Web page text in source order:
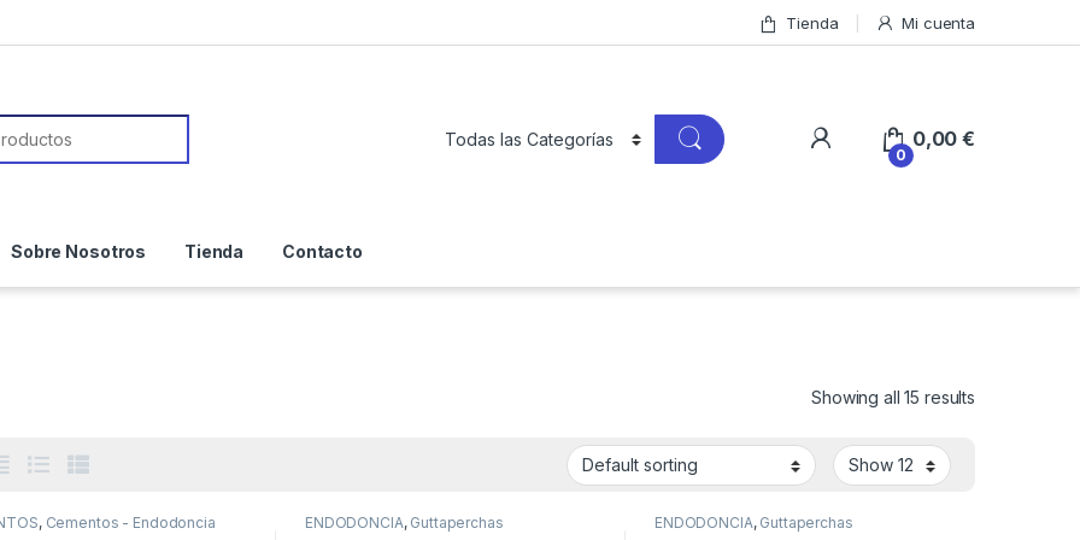
Tienda Mi cuenta
0
0,00€
Sobre Nosotros Tienda Contacto
Showing all 15 results
, Cementos - Endodoncia ENDODONCIA, Guttaperchas ENDODONCIA, Guttaperchas